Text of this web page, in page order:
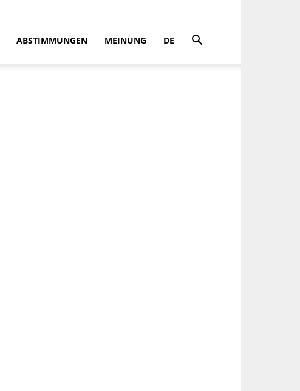
ABSTIMMUNGEN MEINUNG DE